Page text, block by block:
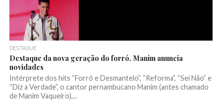
DESTAQUE
Destaque da nova geração do forró, Manim anuncia
novidades
Intérprete dos hits “Forró e Desmantelo”, “Reforma”, “Sei Não” e
“Diz a Verdade”, o cantor pernambucano Manim (antes chamado
de Manim Vaqueiro),...